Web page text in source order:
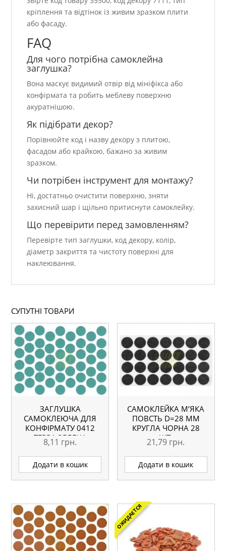
кріплення та відтінок із живим зразком плити
або фасаду.
FAQ
Для чого потрібна самоклейна
заглушка?
Вона маскує видимий отвір від мініфікса або
конфірмата та робить меблеву поверхню
акуратнішою.
Як підібрати декор?
Порівнюйте код і назву декору з плитою,
фасадом або крайкою, бажано за живим
зразком.
Чи потрібен інструмент для монтажу?
Ні, достатньо очистити поверхню, зняти
захисний шар і щільно притиснути самоклейку.
Що перевірити перед замовленням?
Перевірте тип заглушки, код декору, колір,
діаметр закриття та чистоту поверхні для
наклеювання.
СУПУТНІ ТОВАРИ
ЗАГЛУШКА
САМОКЛЕЮЧА ДЛЯ
КОНФІРМАТУ 0412
ТЕРРА ЗЕЛЕНА
8,11 грн.
Додати в кошик
САМОКЛЕЙКА М’ЯКА
ПОВСТЬ D=28 ММ
КРУГЛА ЧОРНА 28
ШТ.
21,79 грн.
Додати в кошик
ОЖИДАЕТСЯ